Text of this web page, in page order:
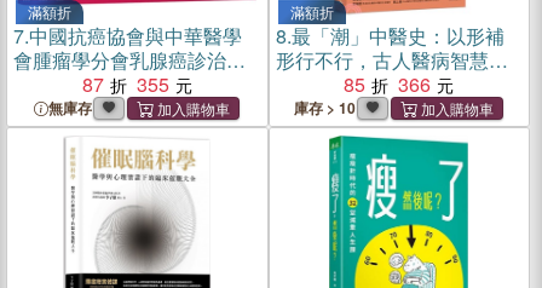
滿額折
7.中國抗癌協會與中華醫學
會腫瘤學分會乳腺癌診治指
南與規範(2024年版精要本)
（簡體書）
87 355
無庫存
滿額折
8.最「潮」中醫史：以形補
形行不行，古人醫病智慧超
85 366
庫存 > 10